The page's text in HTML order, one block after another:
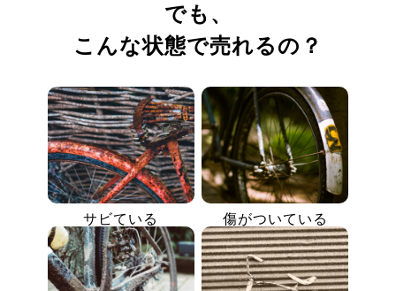
でも、
こんな状態で売れるの？
サビている 傷がついている